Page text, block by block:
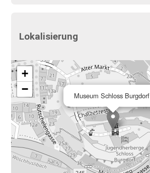
Lokalisierung
Museum Schloss Burgdorf
+
−